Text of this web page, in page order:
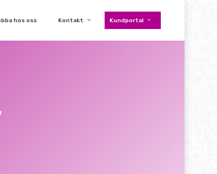
hos oss Kontakt Kundportal